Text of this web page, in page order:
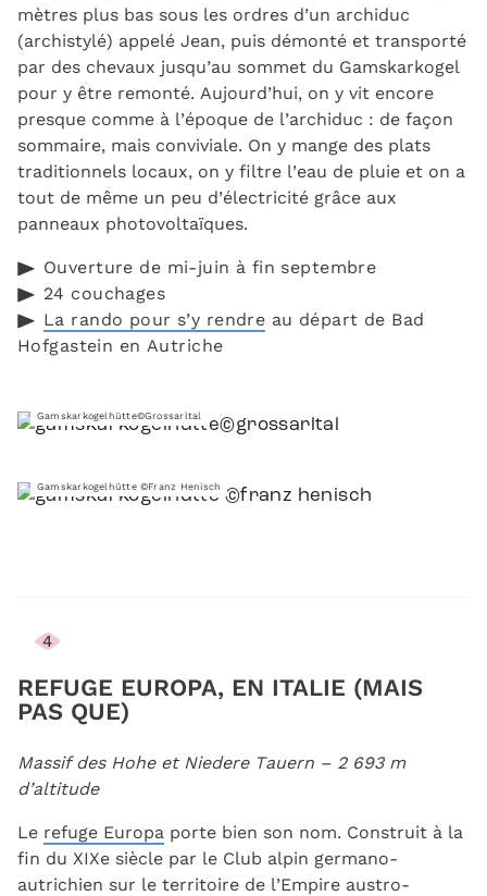
mètres plus bas sous les ordres d’un archiduc
(archistylé) appelé Jean, puis démonté et transporté
par des chevaux jusqu’au sommet du Gamskarkogel
pour y être remonté. Aujourd’hui, on y vit encore
presque comme à l’époque de l’archiduc : de façon
sommaire, mais conviviale. On y mange des plats
traditionnels locaux, on y filtre l’eau de pluie et on a
tout de même un peu d’électricité grâce aux
panneaux photovoltaïques.
Ouverture de mi-juin à fin septembre
24 couchages
La rando pour s’y rendre au départ de Bad
Hofgastein en Autriche
Gamskarkogelhütte©Grossarltal
Gamskarkogelhütte ©Franz Henisch
4
REFUGE EUROPA, EN ITALIE (MAIS
PAS QUE)
Massif des Hohe et Niedere Tauern – 2 693 m
d’altitude
Le refuge Europa porte bien son nom. Construit à la
fin du XIXe siècle par le Club alpin germano-
autrichien sur le territoire de l’Empire austro-